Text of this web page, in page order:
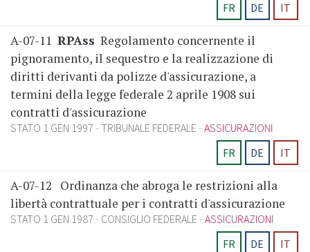
FR
DE IT
A-07-11 RPAss Regolamento concernente il
pignoramento, il sequestro e la realizzazione di
diritti derivanti da polizze d'assicurazione, a
termini della legge federale 2 aprile 1908 sui
contratti d'assicurazione
STATO 1 GEN 1997 TRIBUNALE FEDERALE ASSICURAZIONI
FR
DE IT
A-07-12
Ordinanza che abroga le restrizioni alla
libertà contrattuale per i contratti d'assicurazione
STATO 1 GEN 1987 CONSIGLIO FEDERALE ASSICURAZIONI
FR
DE IT